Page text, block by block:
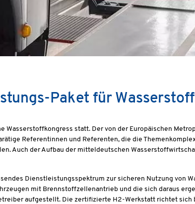
Paket für
statt. Der von der Europäischen
Referentinnen und Referenten, die die
Auch der Aufbau der mitteldeutschen
Dienstleistungsspektrum zur sicheren Nutzung von
mit Brennstoffzellenantrieb und die sich daraus
aufgestellt. Die zertifizierte H2-Werkstatt richtet